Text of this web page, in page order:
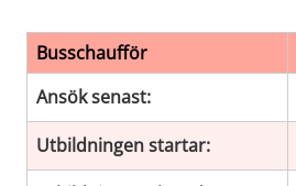
Busschaufför
Ansök senast:
Utbildningen startar: